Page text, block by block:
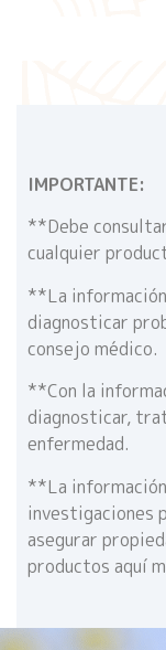
IMPORTANTE:
**Debe
cualquier
**La
diagnosticar
consejo médico.
**Con la
diagnosticar,
enfermedad.
**La
investigaciones
asegurar
productos aquí